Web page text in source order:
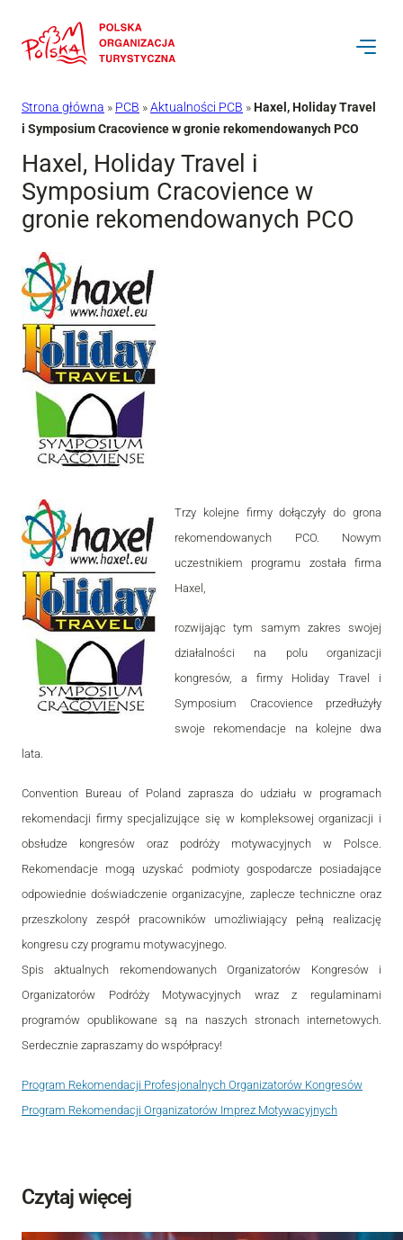
do
Strona główna » PCB »Aktualności PCB »Haxel, Holiday Travel
i Symposium Cracovience w gronie rekomendowanych PCO
Haxel, Holiday Travel i
Symposium Cracovience w
gronie rekomendowanych PCO
Trzy kolejne firmy dołączyły do grona
rekomendowanych PCO. Nowym
uczestnikiem programu została firma
Haxel,
rozwijając tym samym zakres swojej
działalności na polu organizacji
kongresów, a firmy Holiday Travel i
Symposium Cracovience przedłużyły
swoje rekomendacje na kolejne dwa
lata.
Convention Bureau of Poland zaprasza do udziału w programach
rekomendacji firmy specjalizujące się w kompleksowej organizacji i
obsłudze kongresów oraz podróży motywacyjnych w Polsce.
Rekomendacje mogą uzyskać podmioty gospodarcze posiadające
odpowiednie doświadczenie organizacyjne, zaplecze techniczne oraz
przeszkolony zespół pracowników umożliwiający pełną realizację
kongresu czy programu motywacyjnego.
Spis aktualnych rekomendowanych Organizatorów Kongresów i
Organizatorów Podróży Motywacyjnych wraz z regulaminami
programów opublikowane są na naszych stronach internetowych.
Serdecznie zapraszamy do współpracy!
Program Rekomendacji Profesjonalnych Organizatorów Kongresów
Program Rekomendacji Organizatorów Imprez Motywacyjnych
Czytaj więcej